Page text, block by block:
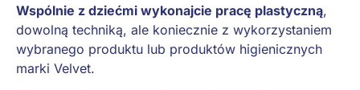
Wspólnie z dziećmi wykonajcie pracę plastyczną,
dowolną techniką, ale koniecznie z wykorzystaniem
wybranego produktu lub produktów higienicznych
marki Velvet.